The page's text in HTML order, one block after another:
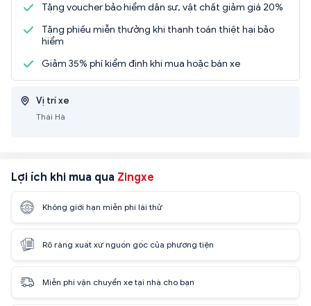
Tặng voucher bảo hiểm dân sự, vật chất giảm giá 20%
Tặng phiếu miễn thưởng khi thanh toán thiệt hại bảo
hiểm
Giảm 35% phí kiểm định khi mua hoặc bán xe
Vị trí xe
Thái Hà
Lợi ích khi mua qua Zingxe
Không giới hạn miễn phí lái thử
Rõ ràng xuất xứ nguồn gốc của phương tiện
Miễn phí vận chuyển xe tại nhà cho bạn